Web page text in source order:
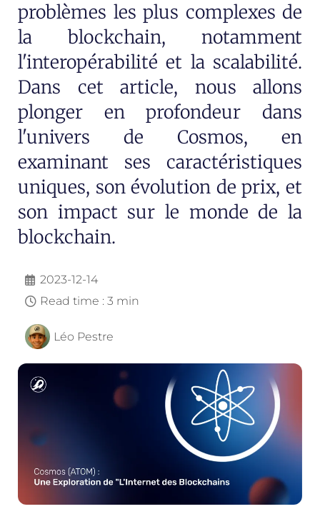
problèmes les plus complexes de
la blockchain, notamment
l'interopérabilité et la scalabilité.
Dans cet article, nous allons
plonger en profondeur dans
l'univers de Cosmos, en
examinant ses caractéristiques
uniques, son évolution de prix, et
son impact sur le monde de la
blockchain.
2023-12-14
Read time : 3 min
Léo Pestre